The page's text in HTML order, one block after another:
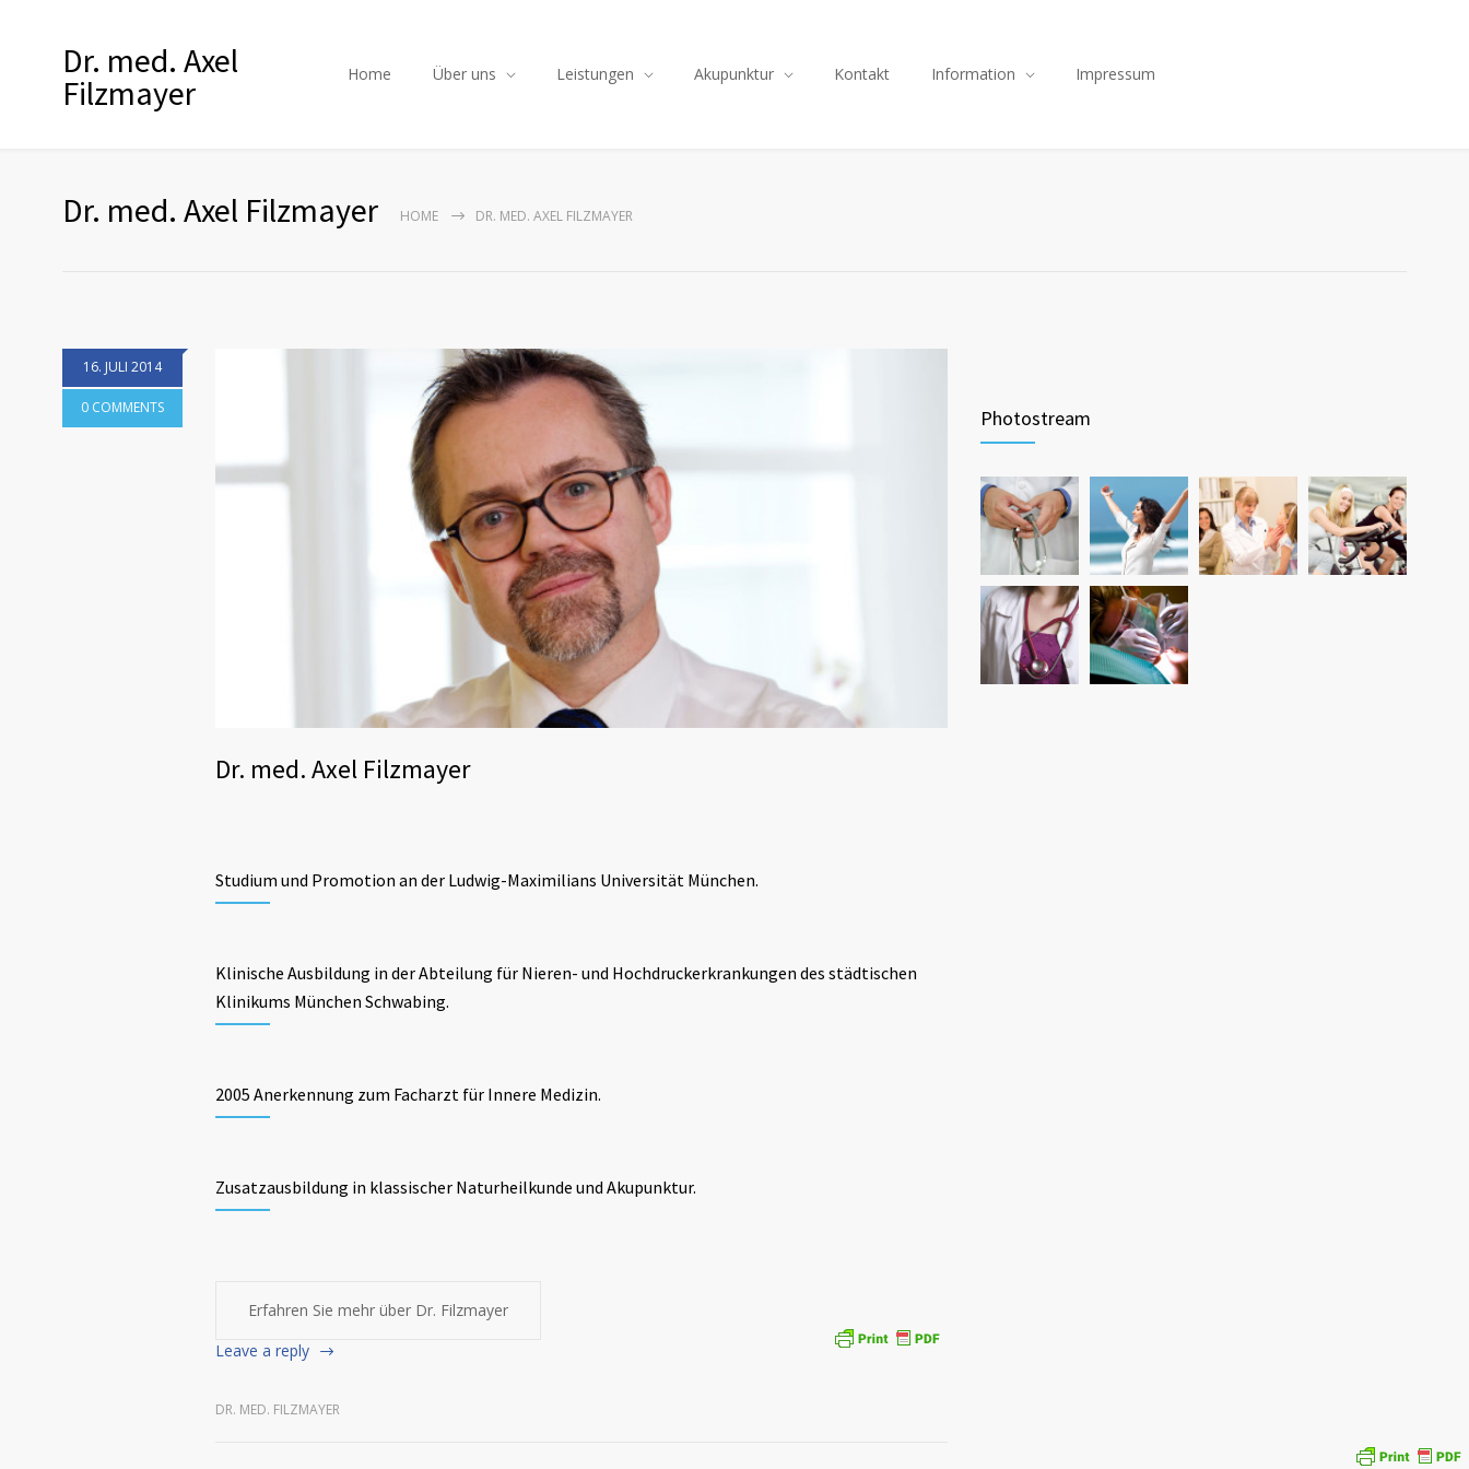
Dr. med. Axel
Filzmayer Home Über uns Leistungen Akupunktur Kontakt Information Impressum
Dr. med. Axel Filzmayer HOME DR. MED. AXEL FILZMAYER
16. JULI 2014
0 COMMENTS
Dr. med. Axel Filzmayer
Studium und Promotion an der Ludwig-Maximilians Universität München.
Klinische Ausbildung in der Abteilung für Nieren- und Hochdruckerkrankungen des städtischen
Klinikums München Schwabing.
2005 Anerkennung zum Facharzt für Innere Medizin.
Zusatzausbildung in klassischer Naturheilkunde und Akupunktur.
Erfahren Sie mehr über Dr. Filzmayer
Leave a reply
DR. MED. FILZMAYER
Photostream